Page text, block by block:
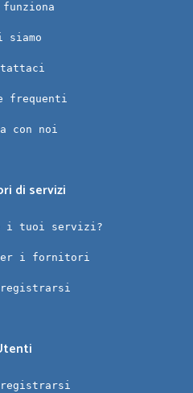
funziona
siamo
frequenti
con noi
di servizi
i tuoi servizi?
i fornitori
registrarsi
registrarsi